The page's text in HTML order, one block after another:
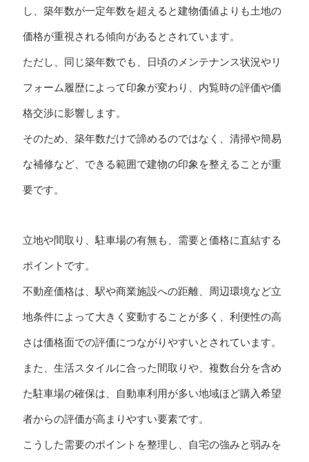
し、築年数が一定年数を超えると建物価値よりも土地の
価格が重視される傾向があるとされています。
ただし、同じ築年数でも、日頃のメンテナンス状況やリ
フォーム履歴によって印象が変わり、内覧時の評価や価
格交渉に影響します。
そのため、築年数だけで諦めるのではなく、清掃や簡易
な補修など、できる範囲で建物の印象を整えることが重
要です。
立地や間取り、駐車場の有無も、需要と価格に直結する
ポイントです。
不動産価格は、駅や商業施設への距離、周辺環境など立
地条件によって大きく変動することが多く、利便性の高
さは価格面での評価につながりやすいとされています。
また、生活スタイルに合った間取りや、複数台分を含め
た駐車場の確保は、自動車利用が多い地域ほど購入希望
者からの評価が高まりやすい要素です。
こうした需要のポイントを整理し、自宅の強みと弱みを